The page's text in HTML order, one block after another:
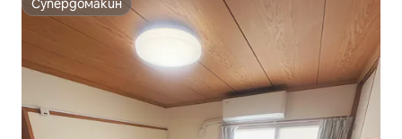
Супердомакин
Супердомакин